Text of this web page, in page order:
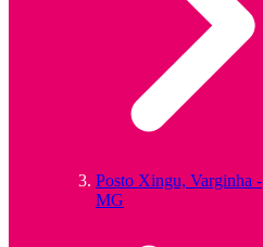
Posto Xingu, Varginha -
MG